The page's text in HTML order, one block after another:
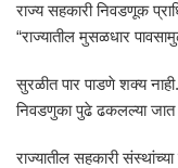
राज्य सहकारी निवडणूक
“राज्यातील मुसळधार
सुरळीत पार पाडणे शक्य नाही.
निवडणुका पुढे ढकलल्या
राज्यातील सहकारी